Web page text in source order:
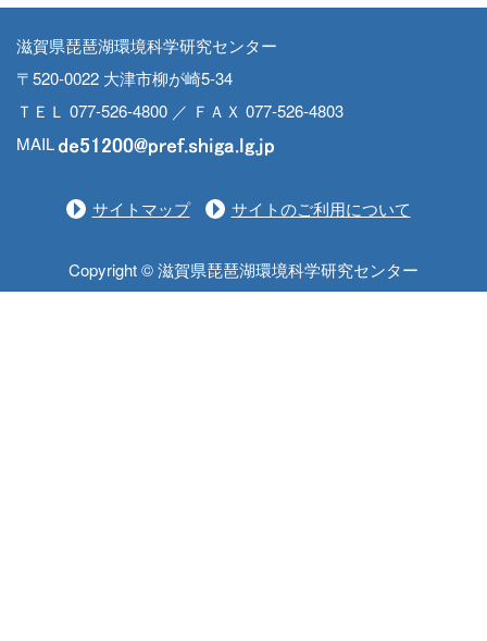
滋賀県琵琶湖環境科学研究センター
〒520-0022 大津市柳が崎5-34
ＴＥＬ 077-526-4800 ／ ＦＡＸ 077-526-4803
MAIL
サイトマップ サイトのご利用について
Copyright © 滋賀県琵琶湖環境科学研究センター